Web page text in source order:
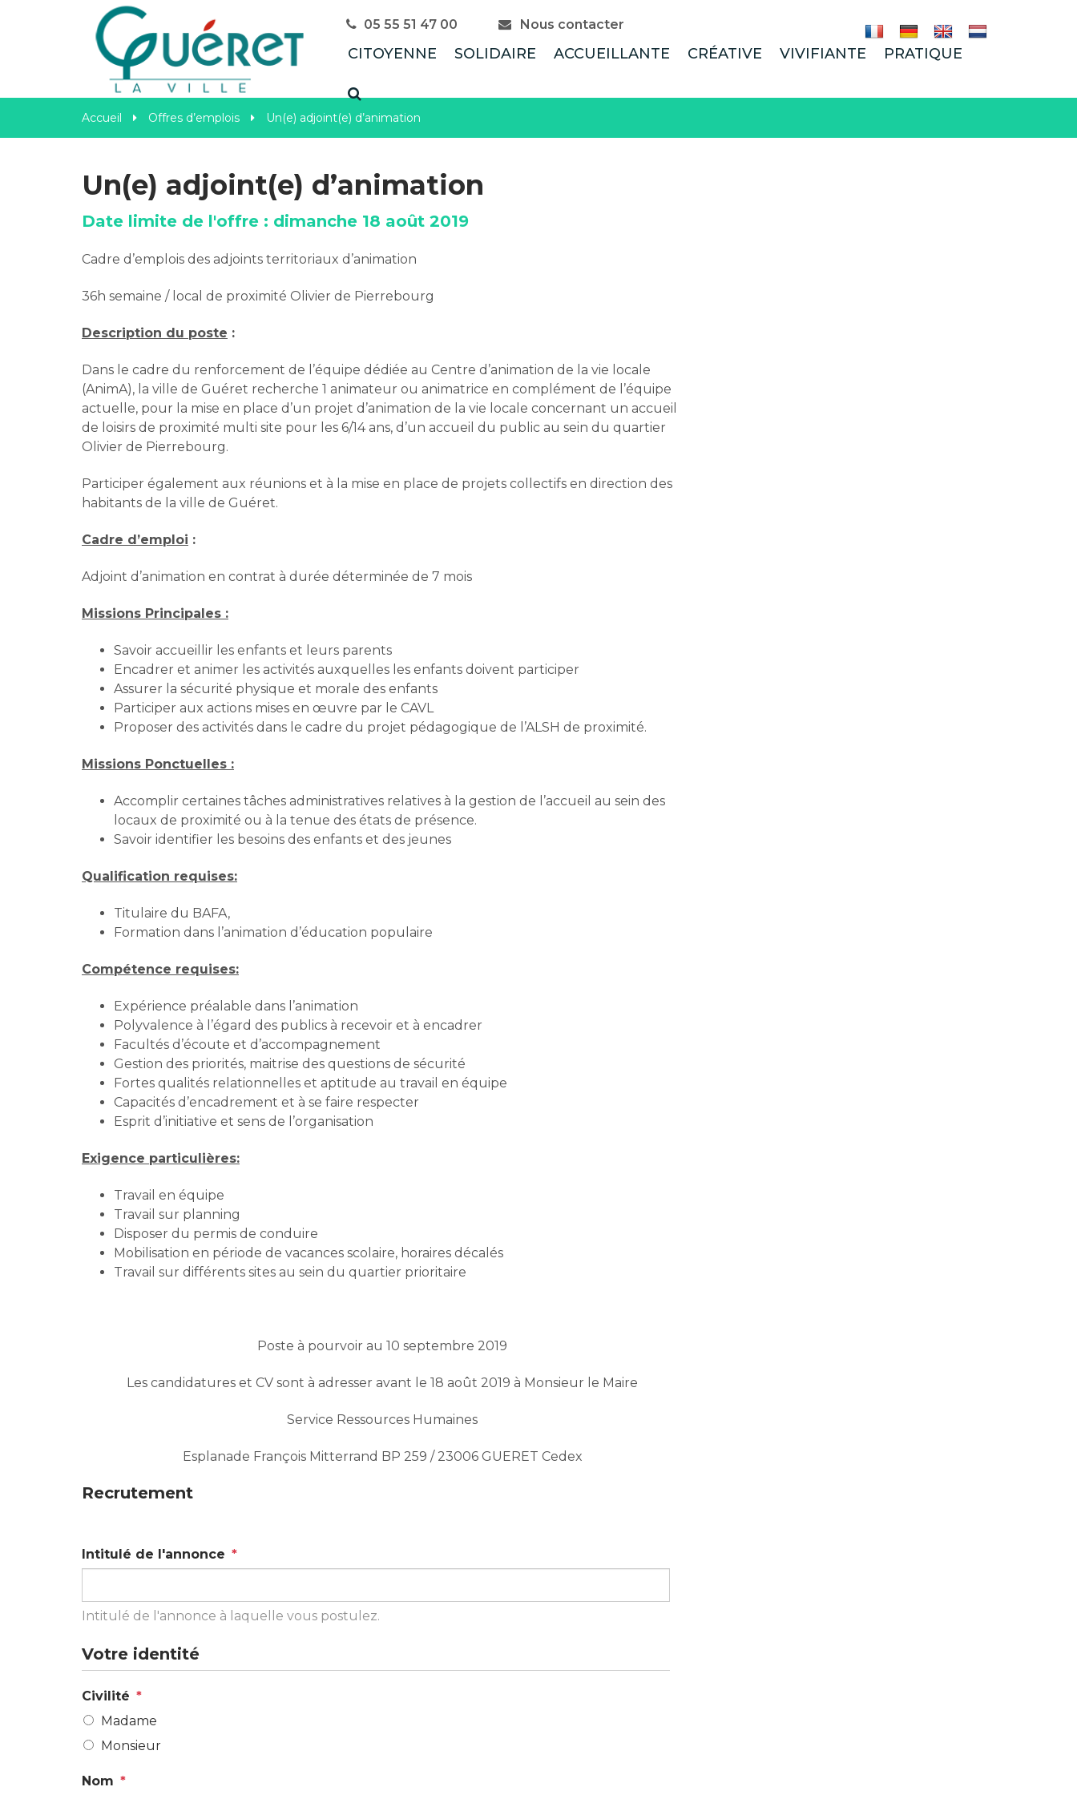
05 55 51 47 00 Nous contacter
CITOYENNE SOLIDAIRE ACCUEILLANTE CRÉATIVE VIVIFIANTE PRATIQUE
Accueil Offres d’emplois Un(e) adjoint(e) d’animation
Un(e) adjoint(e) d’animation
Date limite de l'offre : dimanche 18 août 2019
Cadre d’emplois des adjoints territoriaux d’animation
36h semaine / local de proximité Olivier de Pierrebourg
Description du poste :
Dans le cadre du renforcement de l’équipe dédiée au Centre d’animation de la vie locale
(AnimA), la ville de Guéret recherche 1 animateur ou animatrice en complément de l’équipe
actuelle, pour la mise en place d’un projet d’animation de la vie locale concernant un accueil
de loisirs de proximité multi site pour les 6/14 ans, d’un accueil du public au sein du quartier
Olivier de Pierrebourg.
Participer également aux réunions et à la mise en place de projets collectifs en direction des
habitants de la ville de Guéret.
Cadre d’emploi :
Adjoint d’animation en contrat à durée déterminée de 7 mois
Missions Principales :
Savoir accueillir les enfants et leurs parents
Encadrer et animer les activités auxquelles les enfants doivent participer
Assurer la sécurité physique et morale des enfants
Participer aux actions mises en œuvre par le CAVL
Proposer des activités dans le cadre du projet pédagogique de l’ALSH de proximité.
Missions Ponctuelles :
Accomplir certaines tâches administratives relatives à la gestion de l’accueil au sein des
locaux de proximité ou à la tenue des états de présence.
Savoir identifier les besoins des enfants et des jeunes
Qualification requises:
Titulaire du BAFA,
Formation dans l’animation d’éducation populaire
Compétence requises:
Expérience préalable dans l’animation
Polyvalence à l’égard des publics à recevoir et à encadrer
Facultés d’écoute et d’accompagnement
Gestion des priorités, maitrise des questions de sécurité
Fortes qualités relationnelles et aptitude au travail en équipe
Capacités d’encadrement et à se faire respecter
Esprit d’initiative et sens de l’organisation
Exigence particulières:
Travail en équipe
Travail sur planning
Disposer du permis de conduire
Mobilisation en période de vacances scolaire, horaires décalés
Travail sur différents sites au sein du quartier prioritaire
Poste à pourvoir au 10 septembre 2019
Les candidatures et CV sont à adresser avant le 18 août 2019 à Monsieur le Maire
Service Ressources Humaines
Esplanade François Mitterrand BP 259 / 23006 GUERET Cedex
Recrutement
Intitulé de l'annonce *
Intitulé de l'annonce à laquelle vous postulez.
Votre identité
Civilité *
Madame
Monsieur
Nom *